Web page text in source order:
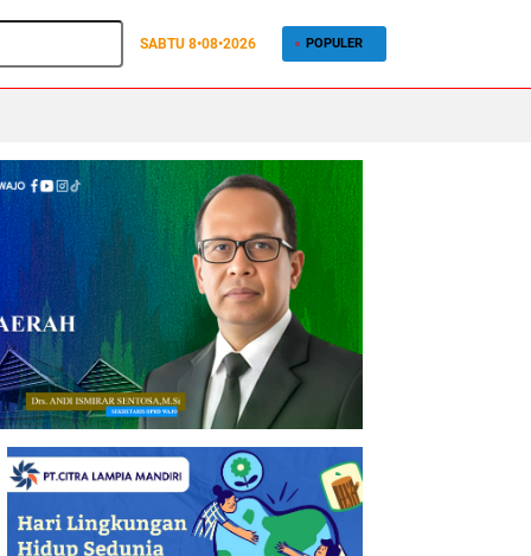
SABTU 8•08•2026 POPULER